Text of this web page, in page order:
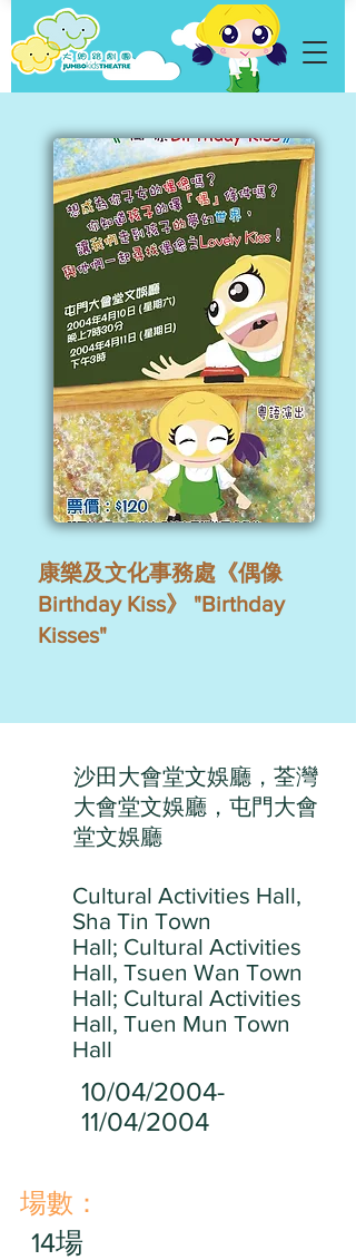
康樂及文化事務處《偶像
Birthday Kiss》 "Birthday
Kisses"
沙田大會堂文娛廳，荃灣
大會堂文娛廳，屯門大會
堂文娛廳
Cultural Activities Hall,
Sha Tin Town
Hall; Cultural Activities
Hall, Tsuen Wan Town
Hall; Cultural Activities
Hall, Tuen Mun Town
Hall
10/04/2004-
11/04/2004
​場數：
14場